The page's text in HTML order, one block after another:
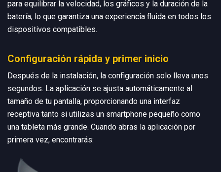
para equilibrar la velocidad, los gráficos y la duración de la
batería, lo que garantiza una experiencia fluida en todos los
dispositivos compatibles.
Configuración rápida y primer inicio
Después de la instalación, la configuración solo lleva unos
segundos. La aplicación se ajusta automáticamente al
tamaño de tu pantalla, proporcionando una interfaz
receptiva tanto si utilizas un smartphone pequeño como
una tableta más grande. Cuando abras la aplicación por
primera vez, encontrarás: